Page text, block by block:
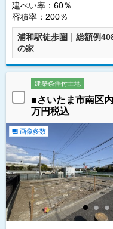
建ぺい率：60％
容積率：200％
浦和駅徒歩圏｜総額例
の家
建築条件付土地
■さいたま市南区
万円税込
画像多数